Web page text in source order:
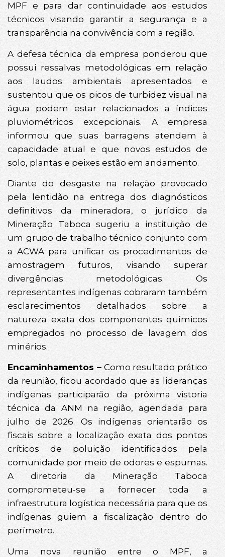
MPF e para dar continuidade aos estudos
técnicos visando garantir a segurança e a
transparência na convivência com a região.
A defesa técnica da empresa ponderou que
possui ressalvas metodológicas em relação
aos laudos ambientais apresentados e
sustentou que os picos de turbidez visual na
água podem estar relacionados a índices
pluviométricos excepcionais. A empresa
informou que suas barragens atendem à
capacidade atual e que novos estudos de
solo, plantas e peixes estão em andamento.
Diante do desgaste na relação provocado
pela lentidão na entrega dos diagnósticos
definitivos da mineradora, o jurídico da
Mineração Taboca sugeriu a instituição de
um grupo de trabalho técnico conjunto com
a ACWA para unificar os procedimentos de
amostragem futuros, visando superar
divergências metodológicas. Os
representantes indígenas cobraram também
esclarecimentos detalhados sobre a
natureza exata dos componentes químicos
empregados no processo de lavagem dos
minérios.
Encaminhamentos –Como resultado prático
da reunião, ficou acordado que as lideranças
indígenas participarão da próxima vistoria
técnica da ANM na região, agendada para
julho de 2026. Os indígenas orientarão os
fiscais sobre a localização exata dos pontos
críticos de poluição identificados pela
comunidade por meio de odores e espumas.
A diretoria da Mineração Taboca
comprometeu-se a fornecer toda a
infraestrutura logística necessária para que os
indígenas guiem a fiscalização dentro do
perímetro.
Uma nova reunião entre o MPF, a